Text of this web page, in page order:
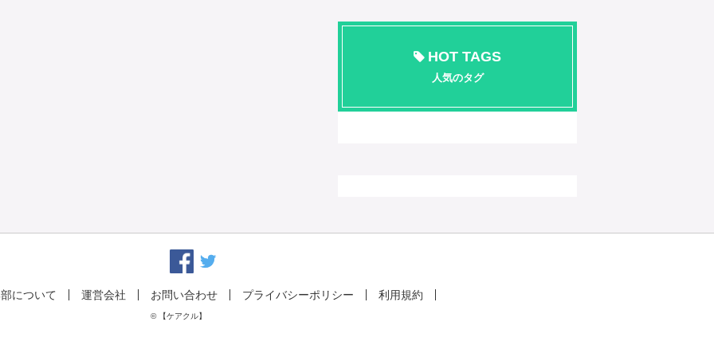
HOT TAGS
人気のタグ
について 運営会社 お問い合わせ プライバシーポリシー 利用規約
© 【ケアクル】